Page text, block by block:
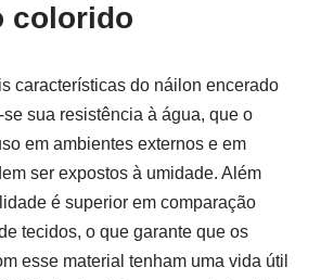
colorido
características do náilon encerado
sua resistência à água, que o
em ambientes externos e em
ser expostos à umidade. Além
é superior em comparação
tecidos, o que garante que os
esse material tenham uma vida útil